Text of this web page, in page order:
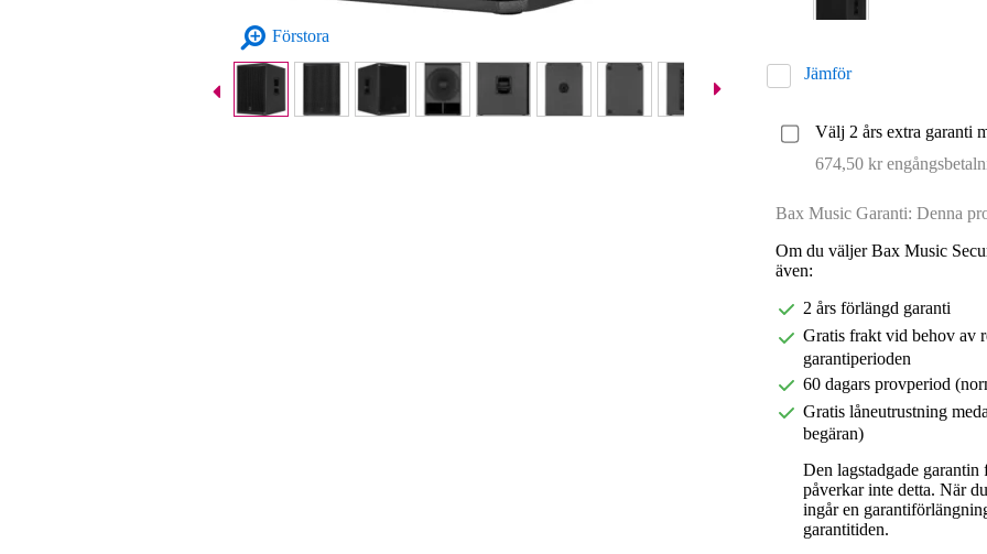
Förstora
Jämför
Välj 2 års extra garanti
674,50 kr
Bax Music Garanti: Denna
Om du väljer Bax Music
även:
2 års förlängd garanti
Gratis frakt vid behov av
garantiperioden
60 dagars provperiod
Gratis låneutrustning
begäran)
Den lagstadgade
påverkar inte detta. När
ingår en
garantitiden.